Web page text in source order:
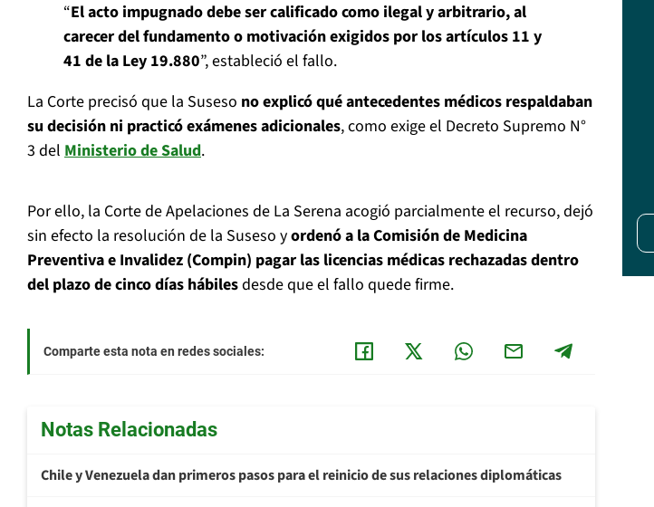
“El acto impugnado debe ser calificado como ilegal y arbitrario, al
carecer del fundamento o motivación exigidos por los artículos 11 y
41 de la Ley 19.880”, estableció el fallo.
La Corte precisó que la Suseso no explicó qué antecedentes médicos respaldaban
su decisión ni practicó exámenes adicionales, como exige el Decreto Supremo N°
3 del Ministerio de Salud.
Por ello, la Corte de Apelaciones de La Serena acogió parcialmente el recurso, dejó
sin efecto la resolución de la Suseso yordenó a la Comisión de Medicina
Preventiva e Invalidez (Compin) pagar las licencias médicas rechazadas dentro
del plazo de cinco días hábilesdesde que el fallo quede firme.
Comparte esta nota en redes sociales:
Notas Relacionadas
Chile y Venezuela dan primeros pasos para el reinicio de sus relaciones diplomáticas